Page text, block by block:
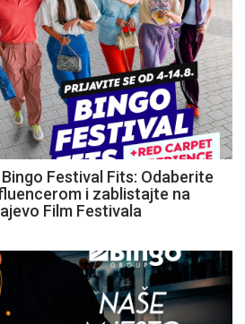
Festival Fits: Odaberite
i zablistajte na
Film Festivala